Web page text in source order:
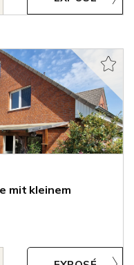
mit kleinem